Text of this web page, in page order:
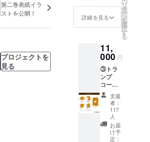
第二巻表紙イラ
ストを公開！
プロジェクトを
見る
し漫画
→約50
ります
・ポス
トカー
ドセッ
ト→表
紙イラ
ストを
使用し
た3枚
セット
となり
ます ・
詳細を見る
リ
タ
ー
ン
を
選
択
す
る
11,
000 円
③トラ
ンプ
コース
11,000
円
（税
込・送
料込・
数量限
定無
支援
者：
117
人
お届
け予
定：